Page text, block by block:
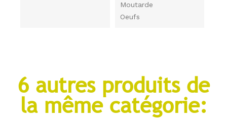
Moutarde
Oeufs
6 autres produits de
la même catégorie: